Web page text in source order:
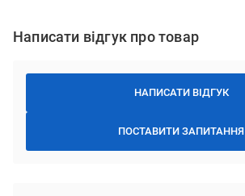
Написати відгук про товар
НАПИСАТИ ВІДГУК
ПОСТАВИТИ ЗАПИТАННЯ